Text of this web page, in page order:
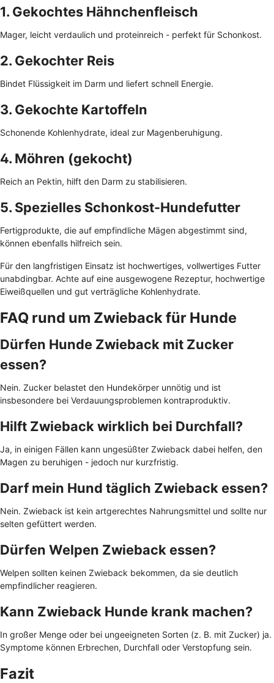
1. Gekochtes Hähnchenfleisch
Mager, leicht verdaulich und proteinreich - perfekt für Schonkost.
2. Gekochter Reis
Bindet Flüssigkeit im Darm und liefert schnell Energie.
3. Gekochte Kartoffeln
Schonende Kohlenhydrate, ideal zur Magenberuhigung.
4. Möhren (gekocht)
Reich an Pektin, hilft den Darm zu stabilisieren.
5. Spezielles Schonkost-Hundefutter
Fertigprodukte, die auf empfindliche Mägen abgestimmt sind,
können ebenfalls hilfreich sein.
Für den langfristigen Einsatz ist hochwertiges, vollwertiges Futter
unabdingbar. Achte auf eine ausgewogene Rezeptur, hochwertige
Eiweißquellen und gut verträgliche Kohlenhydrate.
FAQ rund um Zwieback für Hunde
Dürfen Hunde Zwieback mit Zucker
essen?
Nein. Zucker belastet den Hundekörper unnötig und ist
insbesondere bei Verdauungsproblemen kontraproduktiv.
Hilft Zwieback wirklich bei Durchfall?
Ja, in einigen Fällen kann ungesüßter Zwieback dabei helfen, den
Magen zu beruhigen - jedoch nur kurzfristig.
Darf mein Hund täglich Zwieback essen?
Nein. Zwieback ist kein artgerechtes Nahrungsmittel und sollte nur
selten gefüttert werden.
Dürfen Welpen Zwieback essen?
Welpen sollten keinen Zwieback bekommen, da sie deutlich
empfindlicher reagieren.
Kann Zwieback Hunde krank machen?
In großer Menge oder bei ungeeigneten Sorten (z. B. mit Zucker) ja.
Symptome können Erbrechen, Durchfall oder Verstopfung sein.
Fazit